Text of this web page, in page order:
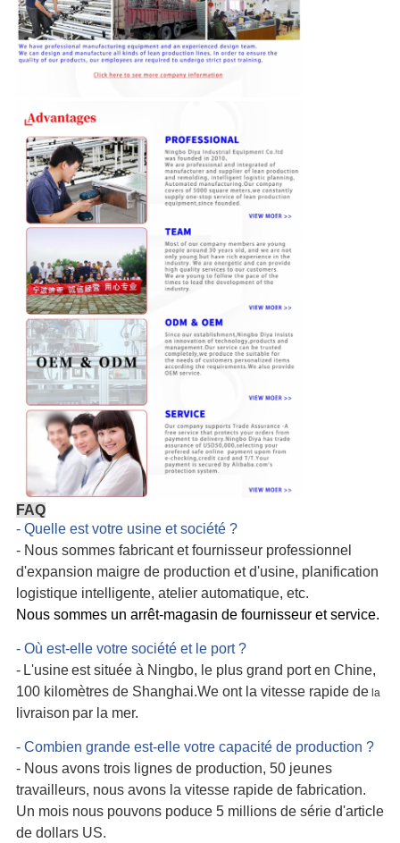
FAQ
- Quelle est votre usine et société ?
- Nous sommes fabricant et fournisseur professionnel
d'expansion maigre de production et d'usine, planification
logistique intelligente, atelier automatique, etc.
Nous sommes un arrêt-magasin de fournisseur et service.
- Où est-elle votre société et le port ?
- L'usineest située à Ningbo, le plus grand port en Chine,
100 kilomètres de Shanghai.We ont la vitesse rapide dela
livraison par la mer.
- Combien grande est-elle votre capacité de production ?
- Nous avons trois lignes de production, 50 jeunes
travailleurs, nous avons la vitesse rapide de fabrication.
Un mois nous pouvons poduce 5 millions de série d'article
de dollars US.